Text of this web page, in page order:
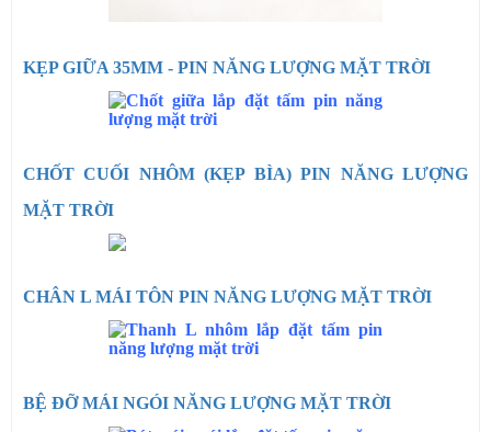
KẸP GIỮA 35MM - PIN NĂNG LƯỢNG MẶT TRỜI
CHỐT CUỐI NHÔM (KẸP BÌA) PIN NĂNG LƯỢNG
MẶT TRỜI
CHÂN L MÁI TÔN PIN NĂNG LƯỢNG MẶT TRỜI
BỆ ĐỠ MÁI NGÓI NĂNG LƯỢNG MẶT TRỜI